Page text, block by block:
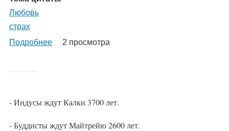
Любовь
страх
Подробнее
2 просмотра
- Индусы ждут Калки 3700 лет.
- Буддисты ждут Майтрейю 2600 лет.